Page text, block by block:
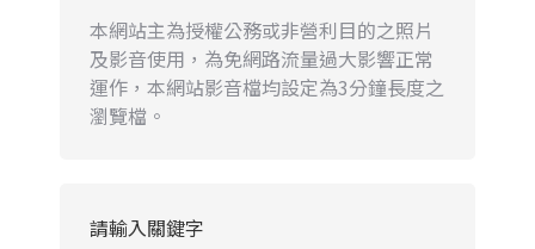
本網站主為授權公務或非營利目的之照片
及影音使用，為免網路流量過大影響正常
運作，本網站影音檔均設定為3分鐘長度之
瀏覽檔。
請輸入關鍵字